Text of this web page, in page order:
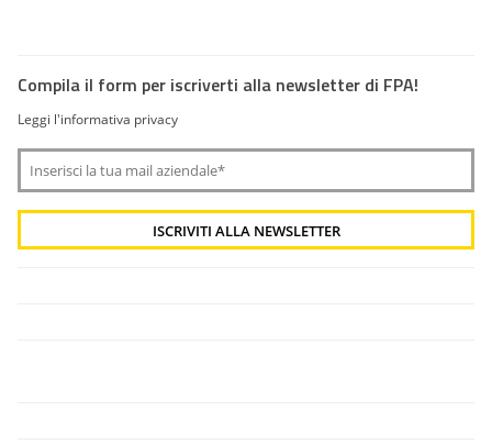
Compila il form per iscriverti alla newsletter di FPA!
Leggi l'informativa privacy